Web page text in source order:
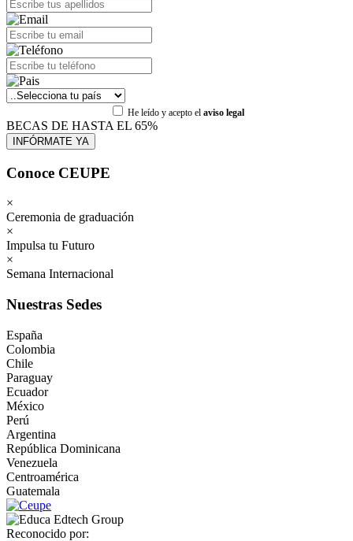
He leído y acepto el aviso legal
BECAS DE HASTA EL 65%
Conoce CEUPE
×
Ceremonia de graduación
×
Impulsa tu Futuro
×
Semana Internacional
Nuestras Sedes
España
Colombia
Chile
Paraguay
Ecuador
México
Perú
Argentina
República Dominicana
Venezuela
Centroamérica
Guatemala
Reconocido por: